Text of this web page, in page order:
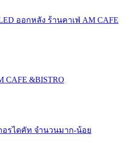
ออกหลัง ร้านคาเฟ่ AM CAFE
CAFE &BISTRO
อรไดคัท จำนวนมาก-น้อย